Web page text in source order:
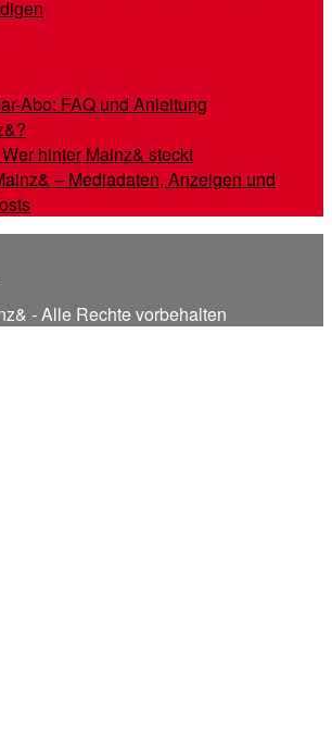
Abo: FAQ und Anleitung
hinter Mainz& steckt
– Mediadaten, Anzeigen und
- Alle Rechte vorbehalten